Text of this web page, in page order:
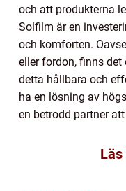
och att produkterna
Solfilm är en
och komforten.
eller fordon, finns
detta hållbara och
ha en lösning av
en betrodd partner